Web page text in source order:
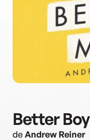
Better
deAndrew Reiner